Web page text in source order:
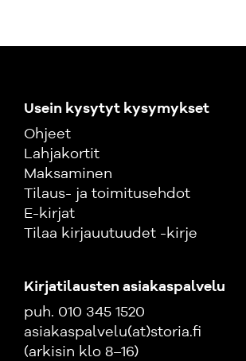
Usein kysytyt kysymykset
Ohjeet
Lahjakortit
Maksaminen
Tilaus- ja toimitusehdot
E-kirjat
Tilaa kirjauutuudet -kirje
Kirjatilausten asiakaspalvelu
puh. 010 345 1520
asiakaspalvelu(at)storia.fi
(arkisin klo 8–16)